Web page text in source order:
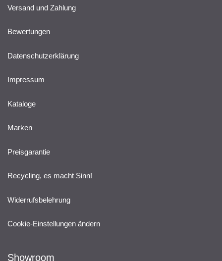
Versand und Zahlung
Bewertungen
Datenschutzerklärung
Impressum
Kataloge
Marken
Preisgarantie
Recycling, es macht Sinn!
Widerrufsbelehrung
Cookie-Einstellungen ändern
Showroom